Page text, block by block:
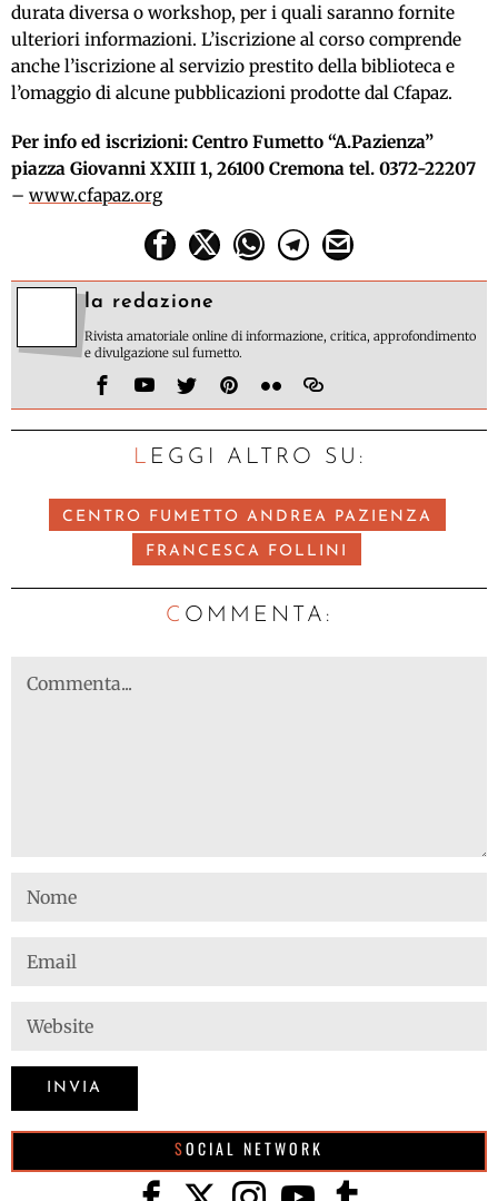
durata diversa o workshop, per i quali saranno fornite
ulteriori informazioni. L’iscrizione al corso comprende
anche l’iscrizione al servizio prestito della biblioteca e
l’omaggio di alcune pubblicazioni prodotte dal Cfapaz.
Per info ed iscrizioni: Centro Fumetto “A.Pazienza”
piazza Giovanni XXIII 1, 26100 Cremona tel. 0372-22207
– www.cfapaz.org
la redazione
Rivista amatoriale online di informazione, critica, approfondimento
e divulgazione sul fumetto.
LEGGI ALTRO SU:
CENTRO FUMETTO ANDREA PAZIENZA
FRANCESCA FOLLINI
C OMMENTA:
SOCIAL NETWORK